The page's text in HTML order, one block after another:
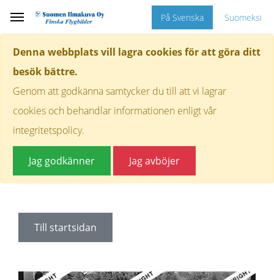
Denna webbplats vill lagra cookies för att göra ditt
besök bättre.
Genom att godkänna samtycker du till att vi lagrar
cookies och behandlar informationen enligt vår
integritetspolicy.
Jag godkänner Jag avböjer
På Svenska Suomeksi
Till startsidan